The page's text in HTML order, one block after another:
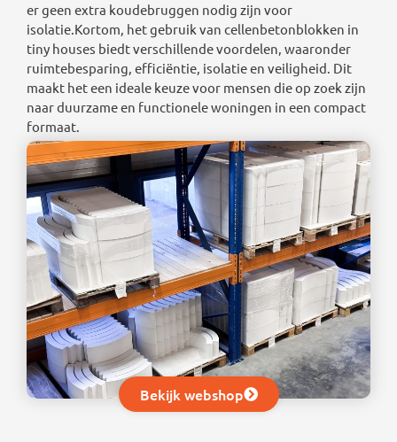
er geen extra koudebruggen nodig zijn voor
isolatie.Kortom, het gebruik van cellenbetonblokken in
tiny houses biedt verschillende voordelen, waaronder
ruimtebesparing, efficiëntie, isolatie en veiligheid. Dit
maakt het een ideale keuze voor mensen die op zoek zijn
naar duurzame en functionele woningen in een compact
formaat.
Bekijk webshop